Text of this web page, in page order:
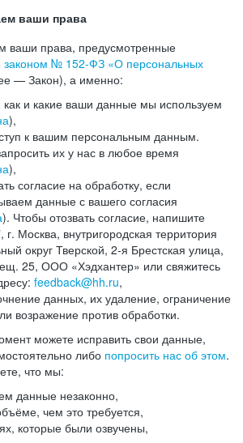
ваши права
ваши права, предусмотренные
№ 152-ФЗ «О персональных
— Закон), а именно:
как и какие ваши данные мы используем
),
к вашим персональным данным.
их у нас в любое время
),
согласие на обработку, если
данные с вашего согласия
). Чтобы отозвать согласие, напишите
Москва, внутригородская территория
округ Тверской, 2-я Брестская улица,
25, ООО «Хэдхантер» или свяжитесь
feedback@hh.ru,
данных, их удаление, ограничение
возражение против обработки.
можете исправить свои данные,
либо попросить нас об этом.
что мы:
данные незаконно,
чем это требуется,
которые были озвучены,